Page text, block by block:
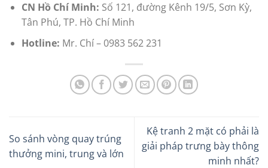
CN Hồ Chí Minh: Số 121, đường Kênh 19/5, Sơn Kỳ,
Tân Phú, TP. Hồ Chí Minh
Hotline: Mr. Chí – 0983 562 231
So sánh vòng quay trúng
thưởng mini, trung và lớn
Kệ tranh 2 mặt có phải là
giải pháp trưng bày thông
minh nhất?